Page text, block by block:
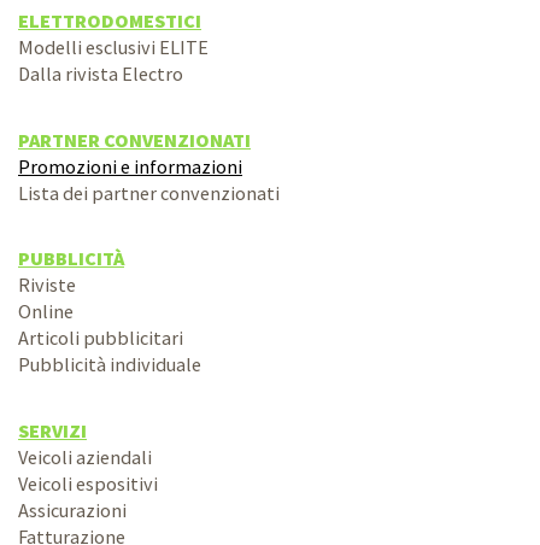
ELETTRODOMESTICI
Modelli esclusivi ELITE
Dalla rivista Electro
PARTNER CONVENZIONATI
Promozioni e informazioni
Lista dei partner convenzionati
PUBBLICITÀ
Riviste
Online
Articoli pubblicitari
Pubblicità individuale
SERVIZI
Veicoli aziendali
Veicoli espositivi
Assicurazioni
Fatturazione